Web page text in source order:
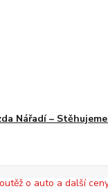
Nářadí –